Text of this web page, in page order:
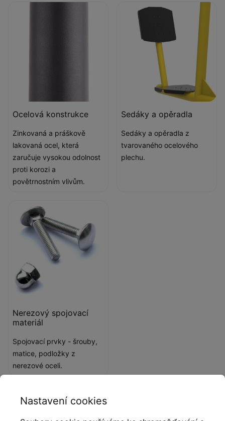
Ocelová konstrukce
Zinkovaná a práškově
lakovaná ocel, která
zaručuje vysokou odolnost
proti korozi a
povětrnostním vlivům.
Sedáky a opěradla
Sedáky a opěradla z
tvarovaného ocelového
plechu.
Nerezový spojovací
materiál
Spojovací prvky - šrouby,
matice, podložky z
nerezové oceli.
Popis produktu
Nastavení cookies